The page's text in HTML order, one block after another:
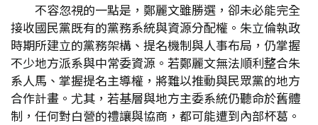
不容忽視的一點是，鄭麗文雖勝選，卻未必能完全
接收國民黨既有的黨務系統與資源分配權。朱立倫執政
時期所建立的黨務架構、提名機制與人事布局，仍掌握
不少地方派系與中常委資源。若鄭麗文無法順利整合朱
系人馬、掌握提名主導權，將難以推動與民眾黨的地方
合作計畫。尤其，若基層與地方主委系統仍聽命於舊體
制，任何對白營的禮讓與協商，都可能遭到內部杯葛。